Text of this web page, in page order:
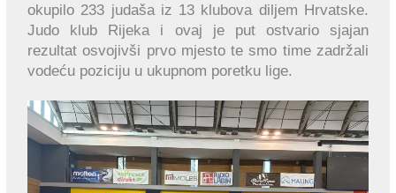
okupilo 233 judaša iz 13 klubova diljem Hrvatske.
Judo klub Rijeka i ovaj je put ostvario sjajan
rezultat osvojivši prvo mjesto te smo time zadržali
vodeću poziciju u ukupnom poretku lige.